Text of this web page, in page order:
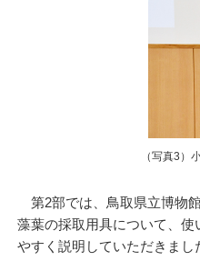
（写真3）
第2部では、鳥取県立博物
藻葉の採取用具について、
やすく説明していただきまし